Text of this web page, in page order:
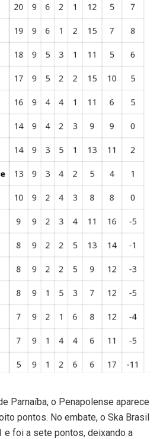
Parnaíba, o Penapolense aparece
pontos. No embate, o Ska Brasil
e foi a sete pontos, deixando a